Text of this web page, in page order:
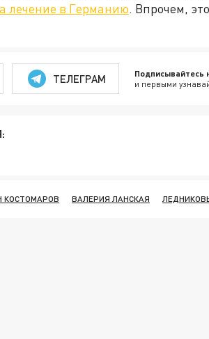
лечение в Германию. Впрочем,
ТЕЛЕГРАМ Подписывайтесь
и первыми
КОСТОМАРОВ ВАЛЕРИЯ ЛАНСКАЯ